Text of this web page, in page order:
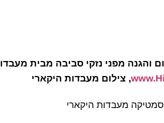
והגנה מפני נזקי סביבה מבית
, צילום מעבדות היקארי
מעבדות היקארי